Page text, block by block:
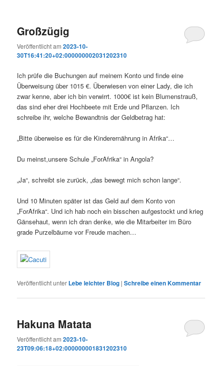
Großzügig
Veröffentlicht am2023-10-
30T16:41:20+02:000000002031202310
Ich prüfe die Buchungen auf meinem Konto und finde eine
Überweisung über 1015 €. Überwiesen von einer Lady, die ich
zwar kenne, aber ich bin verwirrt. 1000€ ist kein Blumenstrauß,
das sind eher drei Hochbeete mit Erde und Pflanzen. Ich
schreibe ihr, welche Bewandtnis der Geldbetrag hat:
„Bitte überweise es für die Kinderernährung in Afrika“…
Du meinst,unsere Schule „ForAfrika“ in Angola?
„Ja“, schreibt sie zurück, „das bewegt mich schon lange“.
Und 10 Minuten später ist das Geld auf dem Konto von
„ForAfrika“. Und ich hab noch ein bisschen aufgestockt und krieg
Gänsehaut, wenn ich dran denke, wie die Mitarbeiter im Büro
grade Purzelbäume vor Freude machen…
Veröffentlicht unter Lebe leichter Blog |Schreibe einen Kommentar
Hakuna Matata
Veröffentlicht am2023-10-
23T09:06:18+02:000000001831202310